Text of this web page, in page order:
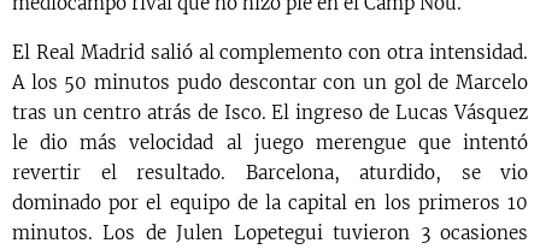
El Real Madrid salió al complemento con otra intensidad.
A los 50 minutos pudo descontar con un gol de Marcelo
tras un centro atrás de Isco. El ingreso de Lucas Vásquez
le dio más velocidad al juego merengue que intentó
revertir el resultado. Barcelona, aturdido, se vio
dominado por el equipo de la capital en los primeros 10
minutos. Los de Julen Lopetegui tuvieron 3 ocasiones